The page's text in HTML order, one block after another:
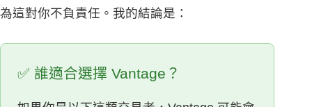
為這對你不負責任。我的結論是：
✅ 誰適合選擇 Vantage？